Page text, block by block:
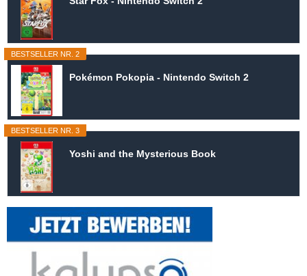
BESTSELLER NR. 2
Pokémon Pokopia - Nintendo Switch 2
BESTSELLER NR. 3
Yoshi and the Mysterious Book